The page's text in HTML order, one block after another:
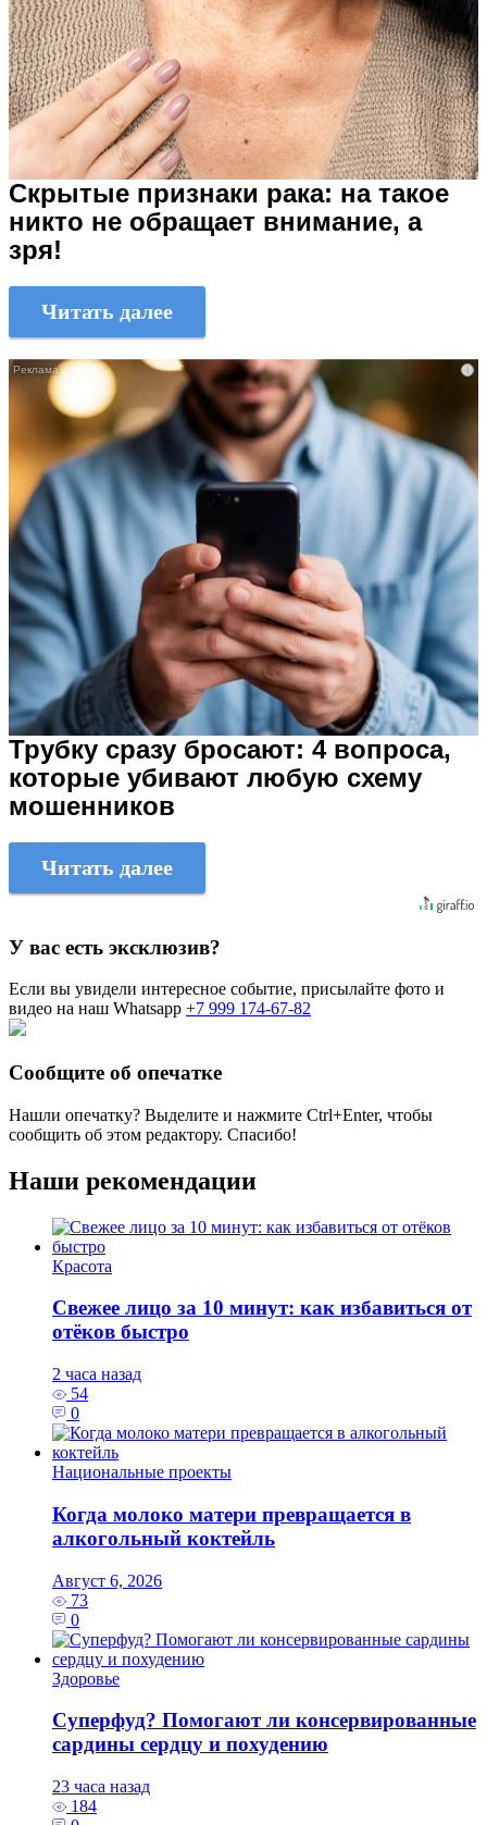
Скрытые признаки рака: на такое
никто не обращает внимание, а
зря!
Читать далее
i
Трубку сразу бросают: 4 вопроса,
которые убивают любую схему
мошенников
Читать далее
У вас есть эксклюзив?
Если вы увидели интересное событие, присылайте фото и
видео на наш Whatsapp +7 999 174-67-82
Сообщите об опечатке
Нашли опечатку? Выделите и нажмите Ctrl+Enter, чтобы
сообщить об этом редактору. Спасибо!
Наши рекомендации
Красота
Свежее лицо за 10 минут: как избавиться от
отёков быстро
2 часа назад
54
0
Национальные проекты
Когда молоко матери превращается в
алкогольный коктейль
Август 6, 2026
73
0
Здоровье
Суперфуд? Помогают ли консервированные
сардины сердцу и похудению
23 часа назад
184